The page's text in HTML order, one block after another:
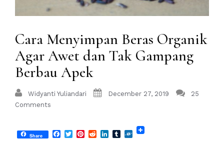
Cara Menyimpan Beras Organik
Agar Awet dan Tak Gampang
Berbau Apek
Widyanti Yuliandari December 27, 2019
25
Comments
Share Facebook
TwitterPinterest
RedditLinkedIn
Tumblr
Folkd